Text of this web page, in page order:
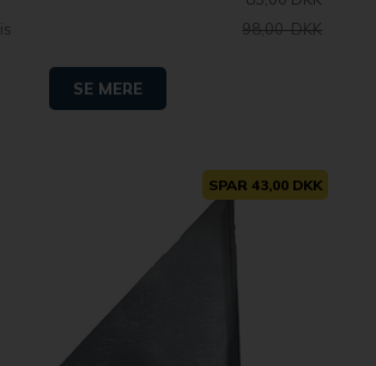
98,00 DKK
SE MERE
SPAR 43,00 DKK